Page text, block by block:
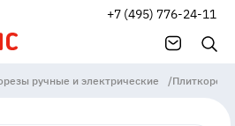
+7 (495) 776-24-11
ручные и электрические /